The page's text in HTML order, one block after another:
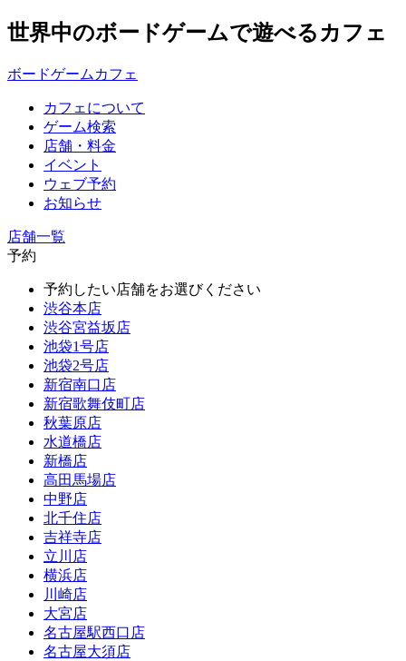
世界中のボードゲームで遊べるカフェ
ボードゲームカフェ
カフェについて
ゲーム検索
店舗・料金
イベント
ウェブ予約
お知らせ
店舗一覧
予約
予約したい店舗をお選びください
渋谷本店
渋谷宮益坂店
池袋1号店
池袋2号店
新宿南口店
新宿歌舞伎町店
秋葉原店
水道橋店
新橋店
高田馬場店
中野店
北千住店
吉祥寺店
立川店
横浜店
川崎店
大宮店
名古屋駅西口店
名古屋大須店